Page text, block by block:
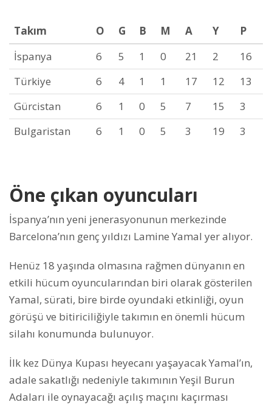
Takım O G B M A Y
P
İspanya
6 5 1 0 21 2
16
Türkiye
6 4 1 1 17 12
13
Gürcistan
6 1 0 5 7 15
3
Bulgaristan
6 1 0 5 3 19 3
Öne çıkan oyuncuları
İspanya’nın yeni jenerasyonunun merkezinde
Barcelona’nın genç yıldızı Lamine Yamal yer alıyor.
Henüz 18 yaşında olmasına rağmen dünyanın en
etkili hücum oyuncularından biri olarak gösterilen
Yamal, sürati, bire birde oyundaki etkinliği, oyun
görüşü ve bitiriciliğiyle takımın en önemli hücum
silahı konumunda bulunuyor.
İlk kez Dünya Kupası heyecanı yaşayacak Yamal’ın,
adale sakatlığı nedeniyle takımının Yeşil Burun
Adaları ile oynayacağı açılış maçını kaçırması